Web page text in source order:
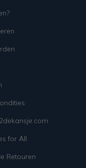
for All
Retouren